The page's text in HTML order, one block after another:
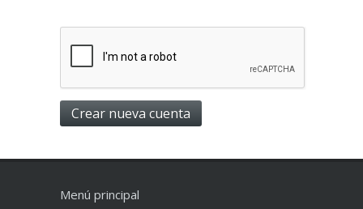
Menú principal